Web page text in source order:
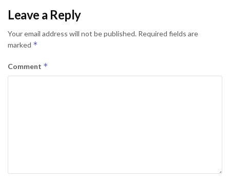
Leave a Reply
Your email address will not be published. Required fields are
marked *
Comment *